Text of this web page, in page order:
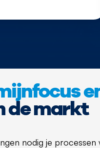
de markt
nodig je